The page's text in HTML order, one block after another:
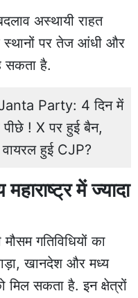
अस्थायी राहत
पर तेज आंधी और
सकता है.
Party: 4 दिन में
पीछे ! X पर हुई बैन,
हुई CJP?
में ज्यादा
गतिविधियों का
खानदेश और मध्य
सकता है. इन क्षेत्रों